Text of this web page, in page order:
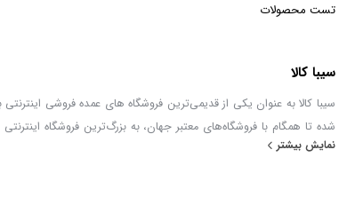
تست محصولات
سیبا کالا
شده تا همگام با فروشگاه‌های معتبر جهان، به بزرگ‌ترین فروشگاه
خطور می‌کند در اینجا پیدا خواهید کرد.
نمایش بیشتر